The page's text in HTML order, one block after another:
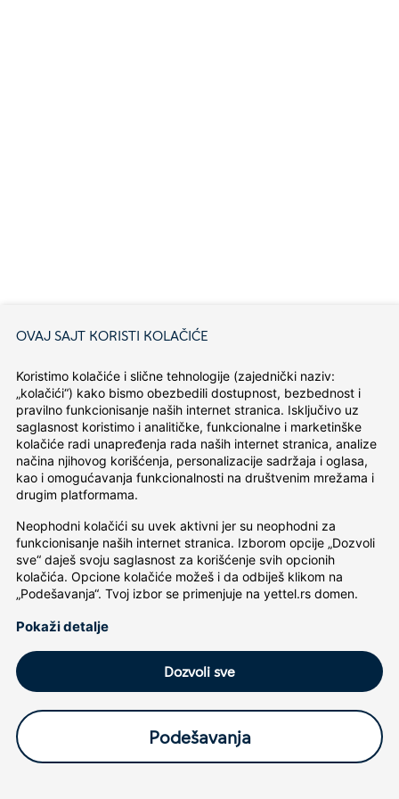
OVAJ SAJT KORISTI KOLAČIĆE
Koristimo kolačiće i slične tehnologije (zajednički naziv:
„kolačići“) kako bismo obezbedili dostupnost, bezbednost i
pravilno funkcionisanje naših internet stranica. Isključivo uz
saglasnost koristimo i analitičke, funkcionalne i marketinške
kolačiće radi unapređenja rada naših internet stranica, analize
načina njihovog korišćenja, personalizacije sadržaja i oglasa,
kao i omogućavanja funkcionalnosti na društvenim mrežama i
drugim platformama.
Neophodni kolačići su uvek aktivni jer su neophodni za
funkcionisanje naših internet stranica. Izborom opcije „Dozvoli
sve“ daješ svoju saglasnost za korišćenje svih opcionih
kolačića. Opcione kolačiće možeš i da odbiješ klikom na
„Podešavanja“. Tvoj izbor se primenjuje na yettel.rs domen.
Pokaži detalje
Dozvoli sve
Podešavanja